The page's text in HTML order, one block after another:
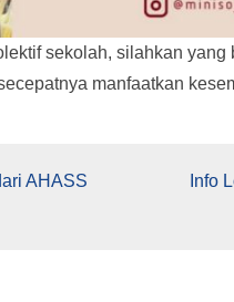
sekolah, silahkan
manfaatkan
AHASS
Info